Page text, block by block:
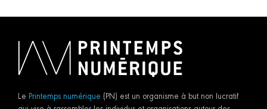
Le Printemps numérique (PN) est un organisme à but non lucratif